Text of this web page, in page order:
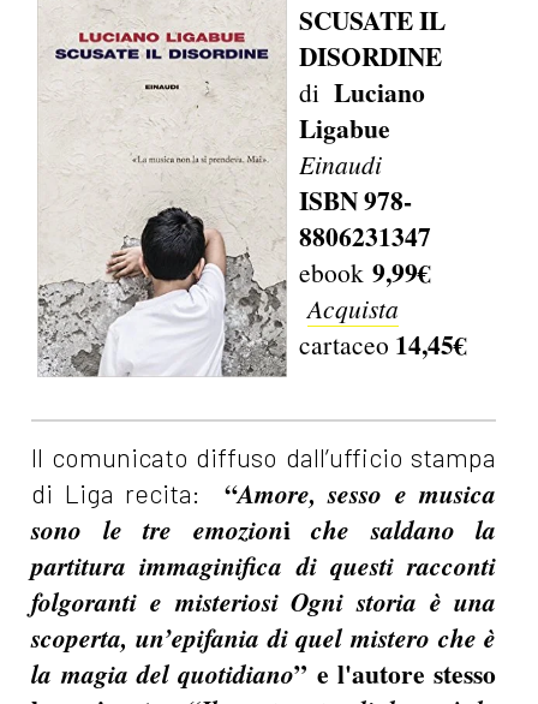
SCUSATE IL
DISORDINE
di Luciano
Ligabue
Einaudi
ISBN 978-
8806231347
ebook 9,99€
Acquista
cartaceo 14,45€
Il comunicato diffuso dall’ufficio stampa
di Liga recita: “Amore, sesso e musica
sono le tre emozioniche saldano la
partitura immaginifica di questi racconti
folgoranti e misteriosi Ogni storia è una
scoperta, un’epifania di quel mistero che è
la magia del quotidiano” e l'autore stesso